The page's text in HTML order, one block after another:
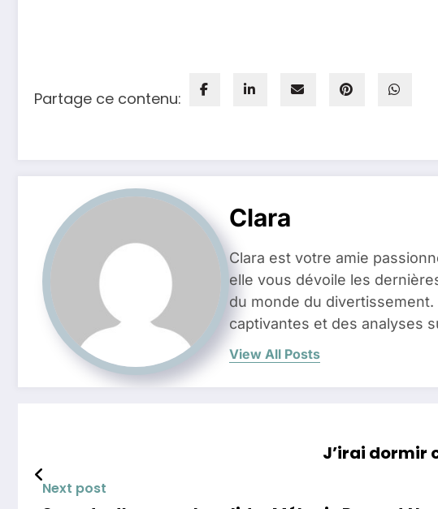
Partage ce contenu:
Clara
Clara est votre amie
elle vous dévoile les
du monde du
captivantes et des analyses
View All Posts
J’irai dormir
Next post